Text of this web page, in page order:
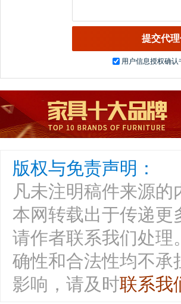
用户信息授权确认
版权与免责声明：
凡未注明稿件来源
本网转载出于传递更
请作者联系我们处理
确性和合法性均不承
影响，请及时联系我